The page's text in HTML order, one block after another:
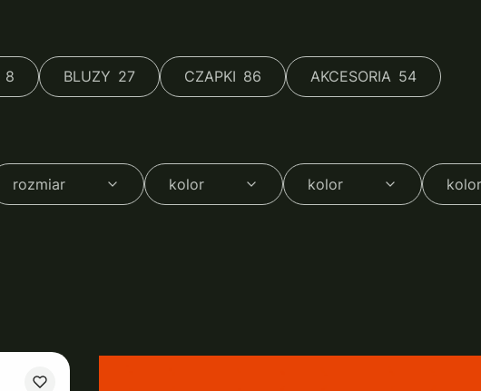
8 BLUZY 27 CZAPKI 86 AKCESORIA 54
rozmiar kolor kolor kolor